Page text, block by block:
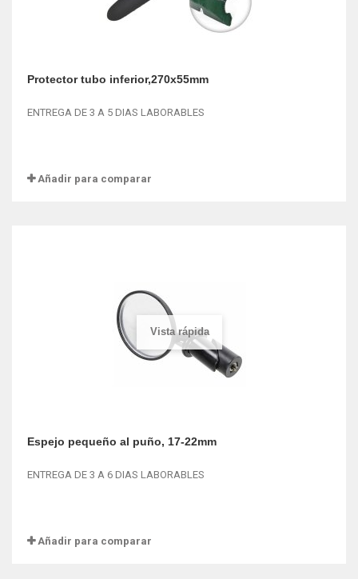
Protector tubo inferior,270x55mm
ENTREGA DE 3 A 5 DIAS LABORABLES
Añadir para comparar
Vista rápida
Espejo pequeño al puño, 17-22mm
ENTREGA DE 3 A 6 DIAS LABORABLES
Añadir para comparar